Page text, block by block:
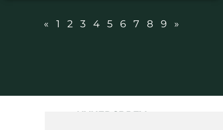
« 1 2 3 4 5 6 7 8 9 »
NYHEDSBREV